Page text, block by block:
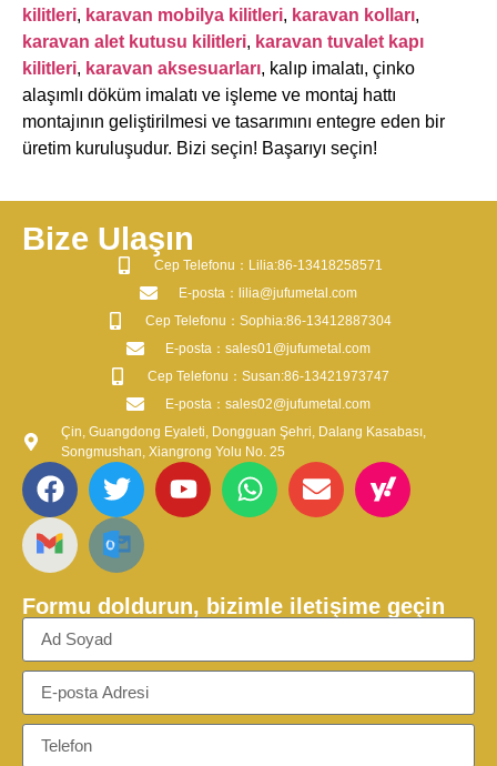
kilitleri, karavan mobilya kilitleri, karavan kolları,
karavan alet kutusu kilitleri, karavan tuvalet kapı
kilitleri, karavan aksesuarları, kalıp imalatı, çinko
alaşımlı döküm imalatı ve işleme ve montaj hattı
montajının geliştirilmesi ve tasarımını entegre eden bir
üretim kuruluşudur. Bizi seçin! Başarıyı seçin!
Bize Ulaşın
​Cep Telefonu：Lilia:86-13418258571
​E-posta​：lilia@jufumetal.com
​Cep Telefonu：Sophia:86-13412887304
​E-posta​：sales01@jufumetal.com
​Cep Telefonu：Susan:86-13421973747
​E-posta​：sales02@jufumetal.com
Çin, Guangdong Eyaleti, Dongguan Şehri, Dalang Kasabası,
Songmushan, Xiangrong Yolu No. 25
Formu doldurun, bizimle iletişime geçin